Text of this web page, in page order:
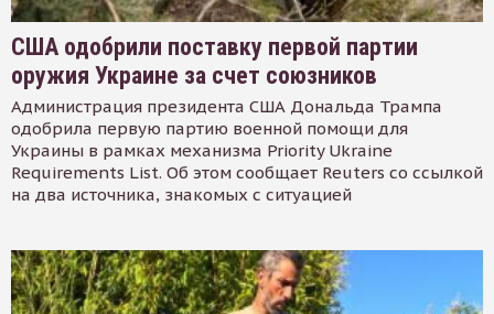
США одобрили поставку первой партии
оружия Украине за счет союзников
Администрация президента США Дональда Трампа
одобрила первую партию военной помощи для
Украины в рамках механизма Priority Ukraine
Requirements List. Об этом сообщает Reuters со ссылкой
на два источника, знакомых с ситуацией